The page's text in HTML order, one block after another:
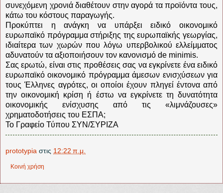
συνεχόμενη χρονιά διαθέτουν στην αγορά τα προϊόντα τους,
κάτω του κόστους παραγωγής.
Προκύπτει η ανάγκη να υπάρξει ειδικό οικονομικό
ευρωπαϊκό πρόγραμμα στήριξης της ευρωπαϊκής γεωργίας,
ιδιαίτερα των χωρών που λόγω υπερβολικού ελλείμματος
αδυνατούν τα αξιοποιήσουν τον κανονισμό de minimis.
Σας ερωτώ, είναι στις προθέσεις σας να εγκρίνετε ένα ειδικό
ευρωπαϊκό οικονομικό πρόγραμμα άμεσων ενισχύσεων για
τους Έλληνες αγρότες, οι οποίοι έχουν πληγεί έντονα από
την οικονομική κρίση ή έστω να εγκρίνετε τη δυνατότητα
οικονομικής ενίσχυσης από τις «λιμνάζουσες»
χρηματοδοτήσεις του ΕΣΠΑ;
Το Γραφείο Τύπου ΣΥΝ/ΣΥΡΙΖΑ
prototypia στις 12:22 π.μ.
Κοινή χρήση